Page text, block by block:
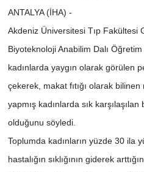
ANTALYA (İHA) -
Akdeniz Üniversitesi Tıp Fakültesi
Biyoteknoloji Anabilim Dalı
kadınlarda yaygın olarak görülen
çekerek, makat fıtığı olarak
yapmış kadınlarda sık
olduğunu söyledi.
Toplumda kadınların yüzde 30 ila
hastalığın sıklığının giderek